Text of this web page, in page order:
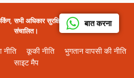
बात करना
सभी अधिकार सुरक्षित। सीरत ग्राफिक्स द्वारा
संचालित।
नीति कूकी नीति
भुगतान वापसी की नीति
साइट मैप